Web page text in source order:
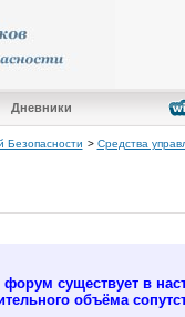
Дневники
Безопасности > Средства
существует в
объёма